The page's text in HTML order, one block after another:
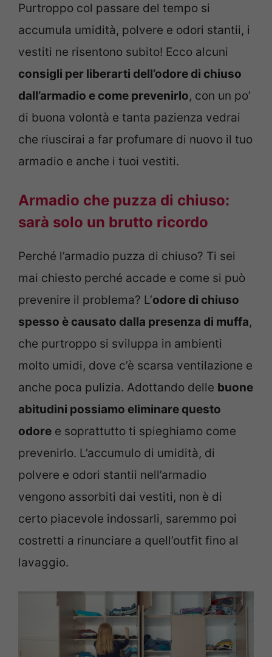
Purtroppo col passare del tempo si
accumula umidità, polvere e odori stantii, i
vestiti ne risentono subito! Ecco alcuni
consigli per liberarti dell’odore di chiuso
dall’armadio e come prevenirlo, con un po’
di buona volontà e tanta pazienza vedrai
che riuscirai a far profumare di nuovo il tuo
armadio e anche i tuoi vestiti.
Armadio che puzza di chiuso:
sarà solo un brutto ricordo
Perché l’armadio puzza di chiuso? Ti sei
mai chiesto perché accade e come si può
prevenire il problema? L’odore di chiuso
spesso è causato dalla presenza di muffa,
che purtroppo si sviluppa in ambienti
molto umidi, dove c’è scarsa ventilazione e
anche poca pulizia. Adottando delle buone
abitudini possiamo eliminare questo
odore e soprattutto ti spieghiamo come
prevenirlo. L’accumulo di umidità, di
polvere e odori stantii nell’armadio
vengono assorbiti dai vestiti, non è di
certo piacevole indossarli, saremmo poi
costretti a rinunciare a quell’outfit fino al
lavaggio.